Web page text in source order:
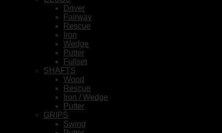
Driver
Fairway
Rescue
Iron
Wedge
Putter
Fullset
SHAFTS
Wood
Rescue
Iron / Wedge
Putter
GRIPS
Swing